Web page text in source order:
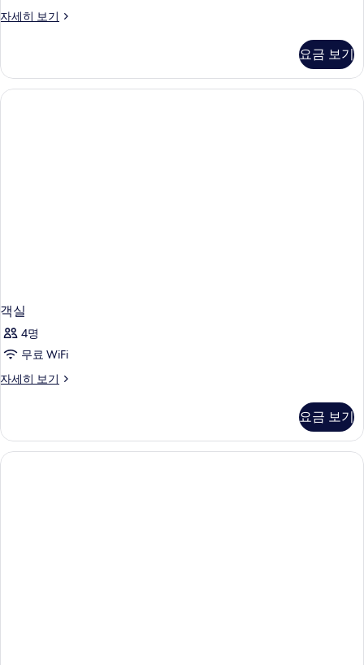
진
두
보
자세히 보기
클
블
룸
자
요금 보기
객실
4명
무료 WiFi
자세히 보기
객
히
보
기
요금 보기